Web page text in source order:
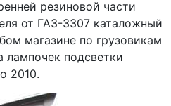
резиновой части
от ГАЗ-3307 каталожный
магазине по грузовикам
лампочек подсветки
2010.